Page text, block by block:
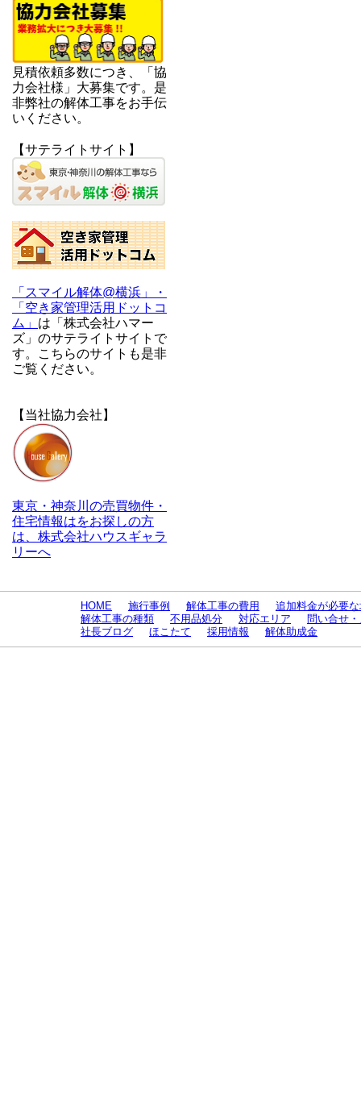
見積依頼多数につき、「協
力会社様」大募集です。是
非弊社の解体工事をお手伝
いください。
【サテライトサイト】
「スマイル解体@横浜」・
「空き家管理活用ドットコ
ム」 は「株式会社ハマー
ズ」のサテライトサイトで
す。こちらのサイトも是非
ご覧ください。
【当社協力会社】
東京・神奈川の売買物件・
住宅情報はをお探しの方
は、株式会社ハウスギャラ
リーへ
HOME 施行事例 解体工事の費用
追加料金が必要
解体工事の種類
不用品処分 対応エリア
問い合せ
社長ブログ
ほこたて 採用情報 解体助成金